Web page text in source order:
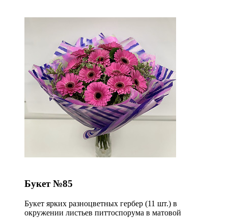
Букет №85
Букет ярких разноцветных гербер (11 шт.) в
окружении листьев питтоспорума в матовой